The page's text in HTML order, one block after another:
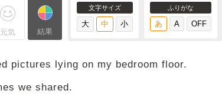
元気 結果
文字サイズ ふりがな
pictures lying on my bedroom floor.
we shared.